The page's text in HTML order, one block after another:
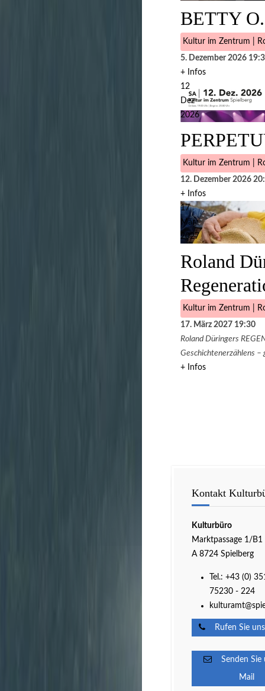
BETTY
Kultur im Zentrum |
5. Dezember 2026
+ Infos
12
Dez
2026
Kultur im Zentrum |
12. Dezember 2026
+ Infos
17
Mär
2027
Roland
Kultur im Zentrum |
17. März 2027 19:30
Roland Düringers
Geschichtenerzählens –
+ Infos
Kontakt
Kulturbüro
Marktpassage 1/B1
A 8724 Spielberg
Tel.: +43 (0)
75230 - 224
Rufen Sie
Senden Sie
Mail